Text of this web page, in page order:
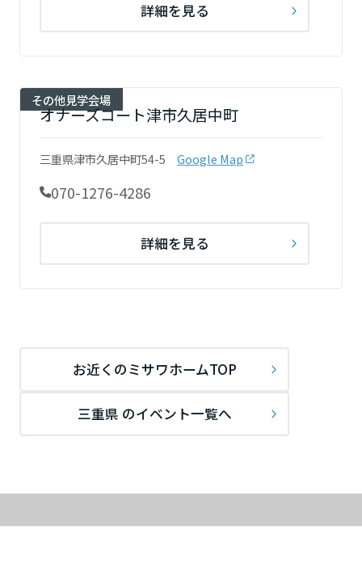
詳細を見る
その他見学会場
オナーズコート津市久居中町
三重県津市久居中町54-5 Google Map
070-1276-4286
詳細を見る
お近くのミサワホームTOP
三重県 のイベント一覧へ